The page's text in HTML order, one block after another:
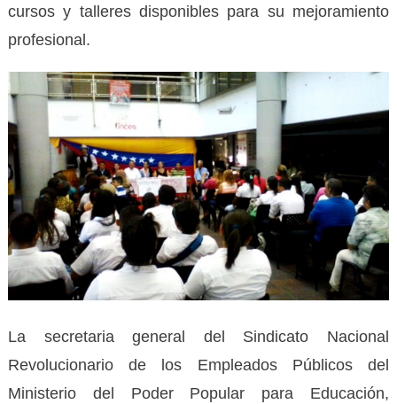
cursos y talleres disponibles para su mejoramiento
profesional.
La secretaria general del Sindicato Nacional
Revolucionario de los Empleados Públicos del
Ministerio del Poder Popular para Educación,